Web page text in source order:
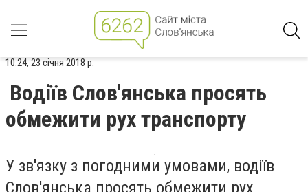
10:24, 23 січня 2018 р.
Водіїв Слов'янська просять
обмежити рух транспорту
У зв'язку з погодними умовами, водіїв
Слов'янська просять обмежити рух